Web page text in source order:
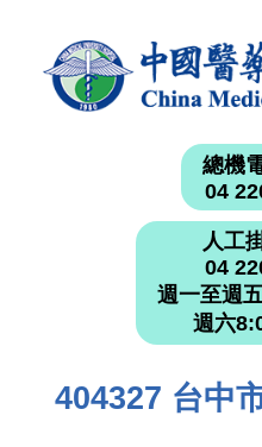
總機
04
人工
04
週一至週
週六
404327 台中